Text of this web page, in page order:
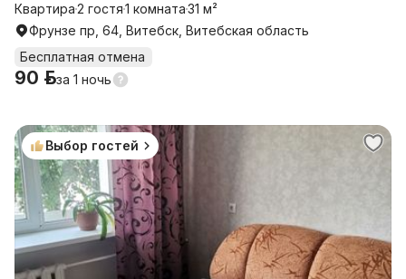
Квартира2 гостя1 комната31 м²
Фрунзе пр, 64, Витебск, Витебская область
Бесплатная отмена
90 р.за 1 ночь
Выбор гостей